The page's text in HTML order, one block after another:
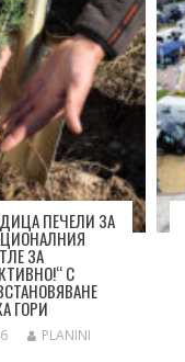
ПЕЧЕЛИ ЗА
ЗА
С
ГОРИ
PLANINI